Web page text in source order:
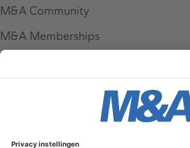
M&A Community
M&A Memberships